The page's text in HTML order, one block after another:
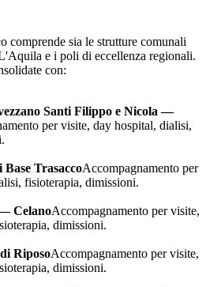
comprende sia le strutture comunali
e i poli di eccellenza regionali.
con:
Santi Filippo e Nicola —
per visite, day hospital, dialisi,
TrasaccoAccompagnamento per
fisioterapia, dimissioni.
CelanoAccompagnamento per visite,
dimissioni.
RiposoAccompagnamento per visite,
dimissioni.